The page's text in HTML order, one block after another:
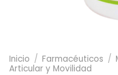
Inicio / Farmacéuticos /
Articular y Movilidad